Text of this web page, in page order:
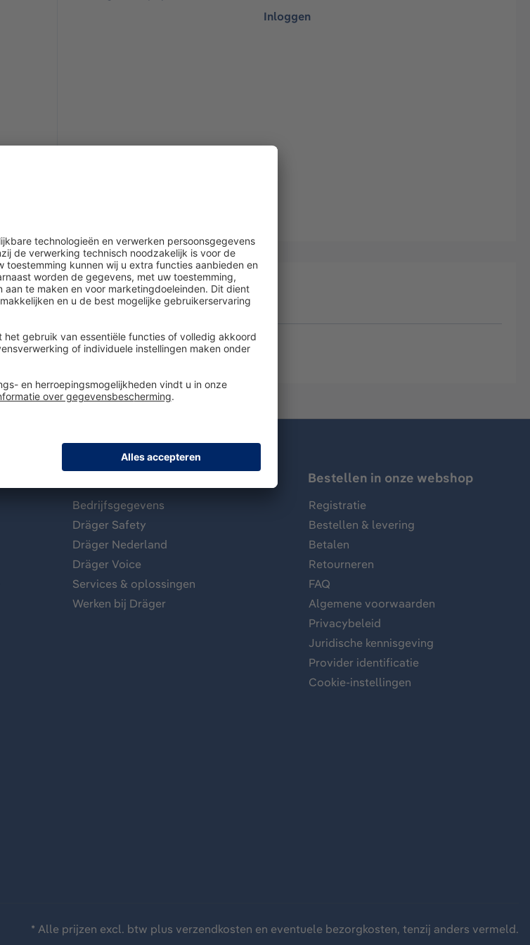
Inloggen
Bedrijfsgegevens
Dräger Safety
Dräger Nederland
Dräger Voice
Services & oplossingen
Werken bij Dräger
Bestellen in onze webshop
Registratie
Bestellen & levering
Betalen
Retourneren
FAQ
Algemene voorwaarden
Privacybeleid
Juridische kennisgeving
Provider identificatie
Cookie-instellingen
* Alle prijzen excl. btw plus verzendkosten en eventuele bezorgkosten, tenzij anders vermeld.